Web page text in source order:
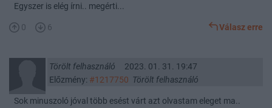
Egyszer is elég írni.. megérti...
0 6 Válasz erre
Törölt felhasználó
2023. 01. 31. 19:47
Előzmény: #1217750 Törölt felhasználó
Sok minuszoló jóval több esést várt azt olvastam eleget ma..